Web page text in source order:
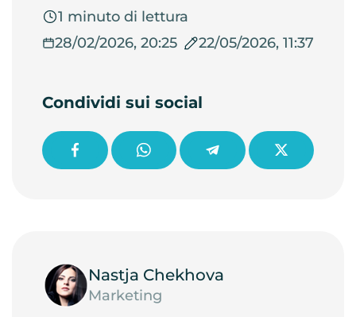
1 minuto di lettura
28/02/2026, 20:25
22/05/2026, 11:37
Condividi sui social
Nastja Chekhova
Marketing